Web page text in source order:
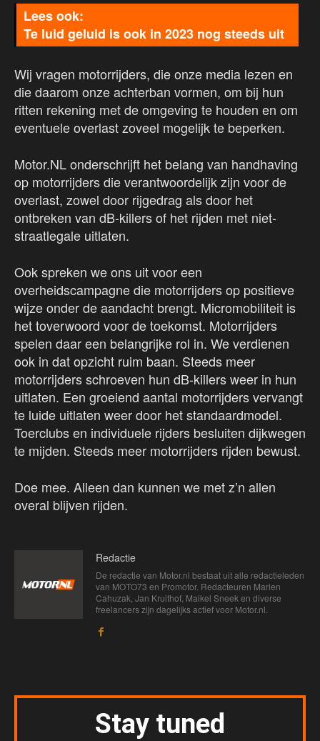
Te luid geluid is ook in 2023 nog steeds uit
Wij vragen motorrijders, die onze media lezen en
die daarom onze achterban vormen, om bij hun
ritten rekening met de omgeving te houden en om
eventuele overlast zoveel mogelijk te beperken.
Motor.NL onderschrijft het belang van handhaving
op motorrijders die verantwoordelijk zijn voor de
overlast, zowel door rijgedrag als door het
ontbreken van dB-killers of het rijden met niet-
straatlegale uitlaten.
Ook spreken we ons uit voor een
overheidscampagne die motorrijders op positieve
wijze onder de aandacht brengt. Micromobiliteit is
het toverwoord voor de toekomst. Motorrijders
spelen daar een belangrijke rol in. We verdienen
ook in dat opzicht ruim baan. Steeds meer
motorrijders schroeven hun dB-killers weer in hun
uitlaten. Een groeiend aantal motorrijders vervangt
te luide uitlaten weer door het standaardmodel.
Toerclubs en individuele rijders besluiten dijkwegen
te mijden. Steeds meer motorrijders rijden bewust.
Doe mee. Alleen dan kunnen we met z’n allen
overal blijven rijden.
Redactie
De redactie van Motor.nl bestaat uit alle redactieleden
van MOTO73 en Promotor. Redacteuren Marien
Cahuzak, Jan Kruithof, Maikel Sneek en diverse
freelancers zijn dagelijks actief voor Motor.nl.
Stay tuned